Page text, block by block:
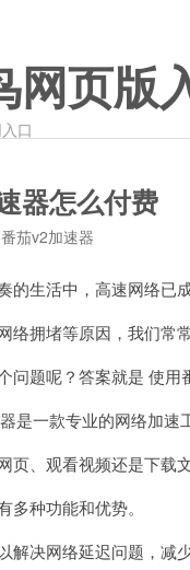
网页版
口
器怎么付费
番茄v2加速器
生活中，高速网络已成
拥堵等原因，我们常常
题呢？答案就是 使用
一款专业的网络加速
、观看视频还是下载文
种功能和优势。
决网络延迟问题，减少